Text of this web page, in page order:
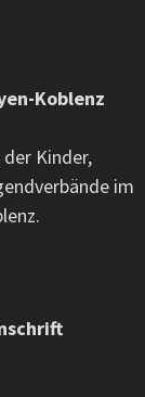
Koblenz
Kinder,
im